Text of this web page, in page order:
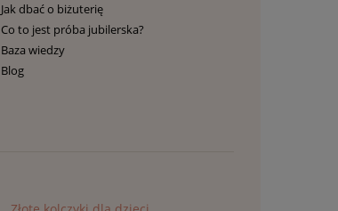
Jak dbać o biżuterię
Co to jest próba jubilerska?
Baza wiedzy
Blog